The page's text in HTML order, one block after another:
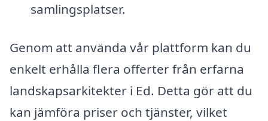
samlingsplatser.
Genom att använda vår plattform kan du
enkelt erhålla flera offerter från erfarna
landskapsarkitekter i Ed. Detta gör att du
kan jämföra priser och tjänster, vilket